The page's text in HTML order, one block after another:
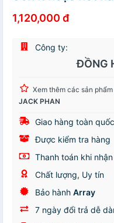
1,120,000 đ
Công ty:
ĐỒNG
Xem thêm các sản phẩm
JACK PHAN
Giao hàng toàn quốc
Được kiểm tra hàng
Thanh toán khi
Chất lượng, Uy tín
Bảo hành Array
7 ngày đổi trả dễ